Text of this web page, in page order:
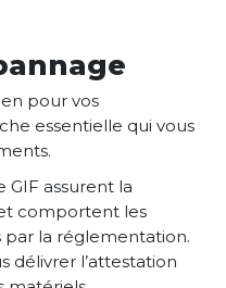
pour vos
essentielle qui vous
assurent la
comportent les
la réglementation.
délivrer l’attestation